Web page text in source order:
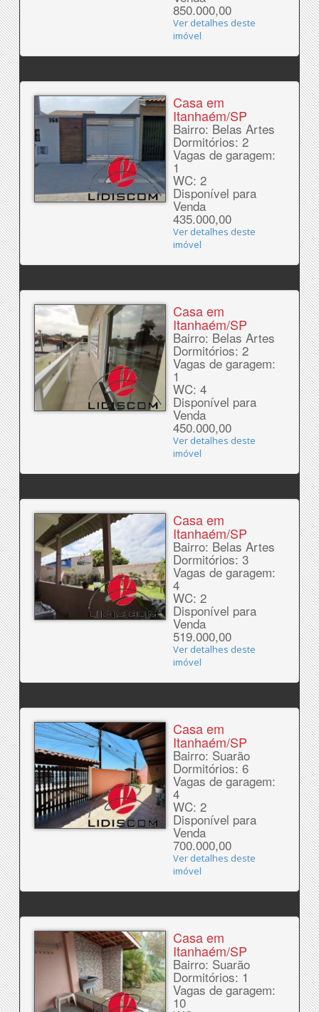
850.000,00
Ver detalhes deste
imóvel
Casa em
Itanhaém/SP
Bairro: Belas Artes
Dormitórios: 2
Vagas de garagem:
1
WC: 2
Disponível para
Venda
435.000,00
Ver detalhes deste
imóvel
Casa em
Itanhaém/SP
Bairro: Belas Artes
Dormitórios: 2
Vagas de garagem:
1
WC: 4
Disponível para
Venda
450.000,00
Ver detalhes deste
imóvel
Casa em
Itanhaém/SP
Bairro: Belas Artes
Dormitórios: 3
Vagas de garagem:
4
WC: 2
Disponível para
Venda
519.000,00
Ver detalhes deste
imóvel
Casa em
Itanhaém/SP
Bairro: Suarão
Dormitórios: 6
Vagas de garagem:
4
WC: 2
Disponível para
Venda
700.000,00
Ver detalhes deste
imóvel
Casa em
Itanhaém/SP
Bairro: Suarão
Dormitórios: 1
Vagas de garagem:
10